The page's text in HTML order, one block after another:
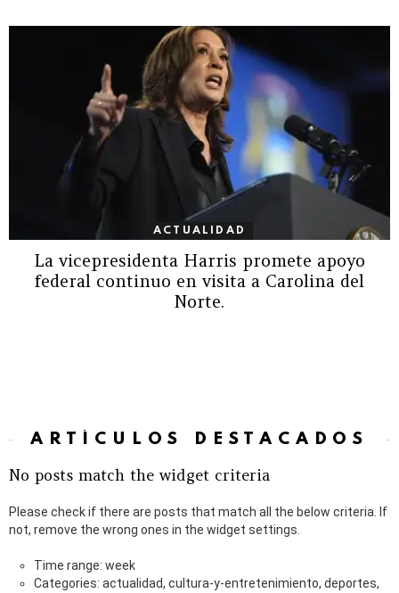
ACTUALIDAD
La vicepresidenta Harris promete apoyo
federal continuo en visita a Carolina del
Norte.
ARTÍCULOS DESTACADOS
No posts match the widget criteria
Please check if there are posts that match all the below criteria. If
not, remove the wrong ones in the widget settings.
Time range: week
Categories: actualidad, cultura-y-entretenimiento, deportes,